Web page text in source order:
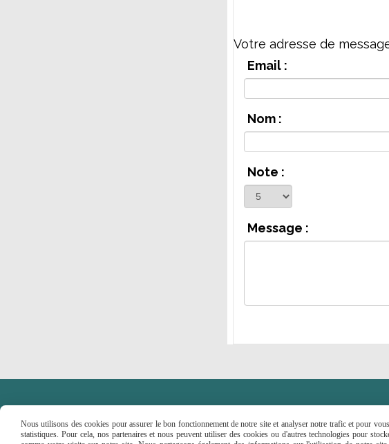
Votre adresse de
Email :
Nom :
Note :
Message :
Nous utilisons des cookies pour assurer le bon fonctionnement de notre site et analyser notre trafic et pour
statistiques. Pour cela, nos partenaires et nous peuvent utiliser des cookies ou d'autres technologies pour